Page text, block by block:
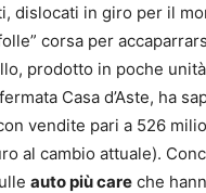
dislocati in giro per il
corsa per
prodotto in poche
Casa d’Aste, ha
vendite pari a 526
al cambio attuale).
auto più care che